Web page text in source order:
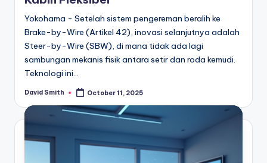
Yokohama - Setelah sistem pengereman beralih ke
Brake-by-Wire (Artikel 42), inovasi selanjutnya adalah
Steer-by-Wire (SBW), di mana tidak ada lagi
sambungan mekanis fisik antara setir dan roda kemudi.
Teknologi ini…
Posted
David Smith October 11, 2025